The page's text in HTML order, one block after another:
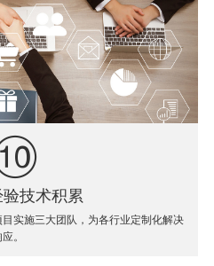
验技术积累
实施三大团队，为各行业定制化解决
。